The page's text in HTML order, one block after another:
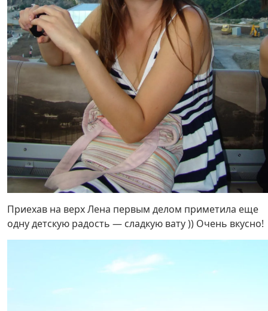
Приехав на верх Лена первым делом приметила еще
одну детскую радость — сладкую вату )) Очень вкусно!